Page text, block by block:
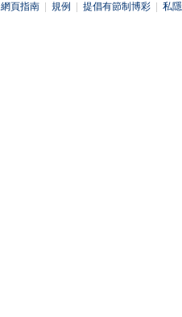
網頁指南 規例 提倡有節制博彩 私